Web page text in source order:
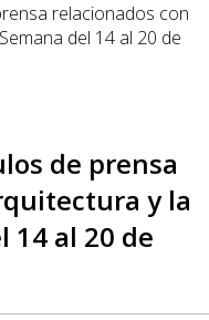
relacionados con
del 14 al 20 de
de prensa
y la
14 al 20 de